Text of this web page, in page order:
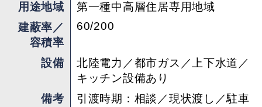
用途地域
第一種中高層住居専用地域
建蔽率／
容積率
60/200
設備
北陸電力／都市ガス／上下水道／
キッチン設備あり
備考
引渡時期：相談／現状渡し／駐車